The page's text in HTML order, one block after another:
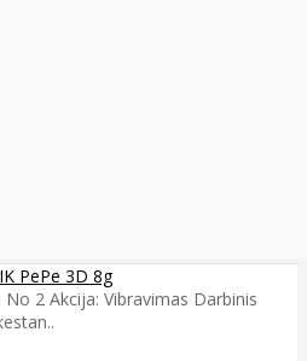
PePe 3D 8g
2 Akcija: Vibravimas Darbinis